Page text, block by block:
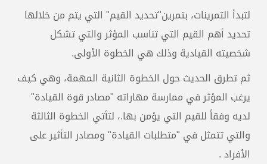
لتبدأ التمرينات، بتمرين"تحديد القيم" التي يتم من خلالها
تحديد أهم القيم التي تناسب المؤثر والتي تشكل
شخصيته القيادية وذلك هي الخطوة الأولى.
ثم تطرق الحديث حول الخطوة الثانية المهمة، وهي كيف
يرغب المؤثر في ممارسة مهاراته "مصادر قوة القيادة"
لديه وفقاً للقيم التي يؤمن بها.، لتأتي الخطوة الثالثة
والتي تتمثل في "متطلبات القيادة" ومصادر التأثير على
الأفراد .